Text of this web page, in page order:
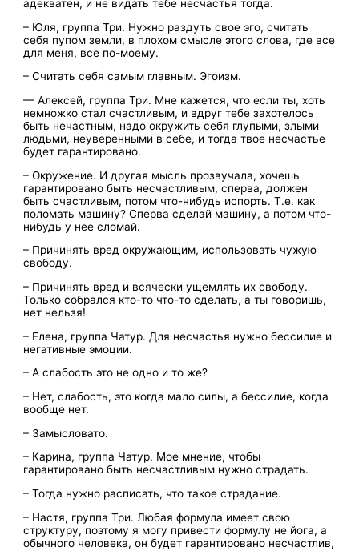
адекватен, и не видать тебе несчастья тогда.
– Юля, группа Три. Нужно раздуть свое эго, считать
себя пупом земли, в плохом смысле этого слова, где все
для меня, все по-моему.
– Считать себя самым главным. Эгоизм.
— Алексей, группа Три. Мне кажется, что если ты, хоть
немножко стал счастливым, и вдруг тебе захотелось
быть нечастным, надо окружить себя глупыми, злыми
людьми, неуверенными в себе, и тогда твое несчастье
будет гарантировано.
– Окружение. И другая мысль прозвучала, хочешь
гарантировано быть несчастливым, сперва, должен
быть счастливым, потом что-нибудь испорть. Т.е. как
поломать машину? Сперва сделай машину, а потом что-
нибудь у нее сломай.
– Причинять вред окружающим, использовать чужую
свободу.
– Причинять вред и всячески ущемлять их свободу.
Только собрался кто-то что-то сделать, а ты говоришь,
нет нельзя!
– Елена, группа Чатур. Для несчастья нужно бессилие и
негативные эмоции.
– А слабость это не одно и то же?
– Нет, слабость, это когда мало силы, а бессилие, когда
вообще нет.
– Замысловато.
– Карина, группа Чатур. Мое мнение, чтобы
гарантировано быть несчастливым нужно страдать.
– Тогда нужно расписать, что такое страдание.
– Настя, группа Три. Любая формула имеет свою
структуру, поэтому я могу привести формулу не йога, а
обычного человека, он будет гарантировано несчастлив,